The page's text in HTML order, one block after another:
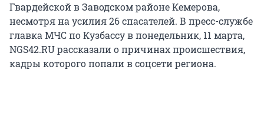
Гвардейской в Заводском районе Кемерова,
несмотря на усилия 26 спасателей. В пресс-службе
главка МЧС по Кузбассу в понедельник, 11 марта,
NGS42.RU рассказали о причинах происшествия,
кадры которого попали в соцсети региона.